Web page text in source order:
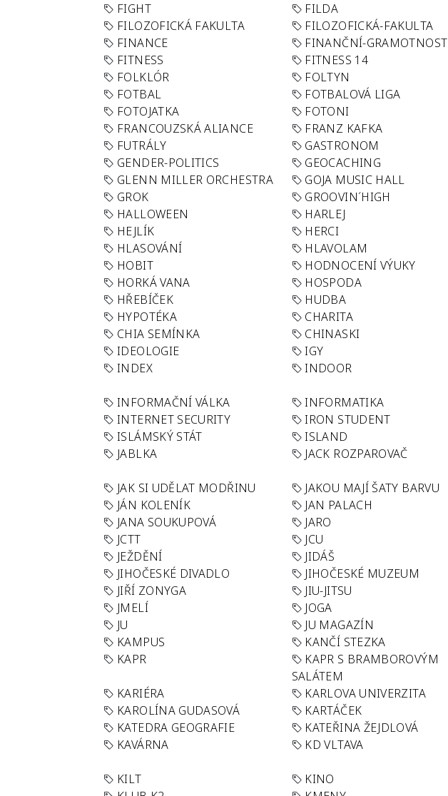
FIGHT
FILDA
FILOZOFICKÁ FAKULTA
FILOZOFICKÁ-FAKULTA
FINANCE
FINANČNÍ-GRAMOTNOST
FITNESS
FITNESS 14
FOLKLÓR
FOLTYN
FOTBAL
FOTBALOVÁ LIGA
FOTOJATKA
FOTONI
FRANCOUZSKÁ ALIANCE
FRANZ KAFKA
FUTRÁLY
GASTRONOM
GENDER-POLITICS
GEOCACHING
GLENN MILLER ORCHESTRA
GOJA MUSIC HALL
GROK
GROOVIN´HIGH
HALLOWEEN
HARLEJ
HEJLÍK
HERCI
HLASOVÁNÍ
HLAVOLAM
HOBIT
HODNOCENÍ VÝUKY
HORKÁ VANA
HOSPODA
HŘEBÍČEK
HUDBA
HYPOTÉKA
CHARITA
CHIA SEMÍNKA
CHINASKI
IDEOLOGIE
IGY
INDEX
INDOOR
INFORMAČNÍ VÁLKA
INFORMATIKA
INTERNET SECURITY
IRON STUDENT
ISLÁMSKÝ STÁT
ISLAND
JABLKA
JACK ROZPAROVAČ
JAK SI UDĚLAT MODŘINU
JAKOU MAJÍ ŠATY BARVU
JÁN KOLENÍK
JAN PALACH
JANA SOUKUPOVÁ
JARO
JCTT
JCU
JEŽDĚNÍ
JIDÁŠ
JIHOČESKÉ DIVADLO
JIHOČESKÉ MUZEUM
JIŘÍ ZONYGA
JIU-JITSU
JMELÍ
JOGA
JU
JU MAGAZÍN
KAMPUS
KANČÍ STEZKA
KAPR
KAPR S BRAMBOROVÝM
SALÁTEM
KARIÉRA KARLOVA UNIVERZITA
KAROLÍNA GUDASOVÁ
KARTÁČEK
KATEDRA GEOGRAFIE
KATEŘINA ŽEJDLOVÁ
KAVÁRNA
KD VLTAVA
KILT KINO